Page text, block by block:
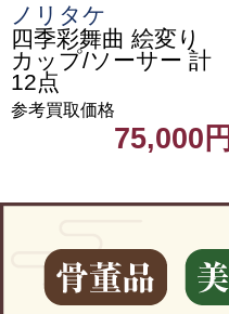
ノリタケ
四季彩舞曲 絵変り
カップ/ソーサー 計
12点
参考買取価格
75,000円